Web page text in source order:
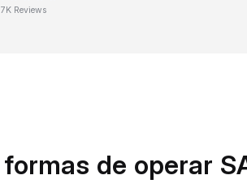
Reviews
de operar